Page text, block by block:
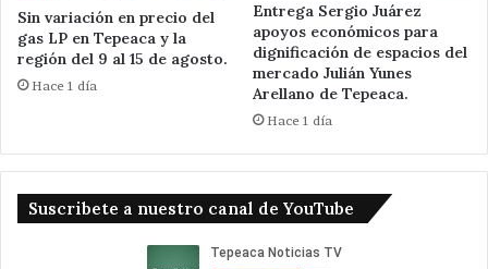
Sin variación en precio del
gas LP en Tepeaca y la
región del 9 al 15 de agosto.
Hace 1 día
Entrega Sergio Juárez
apoyos económicos para
dignificación de espacios del
mercado Julián Yunes
Arellano de Tepeaca.
Hace 1 día
Suscribete a nuestro canal de YouTube